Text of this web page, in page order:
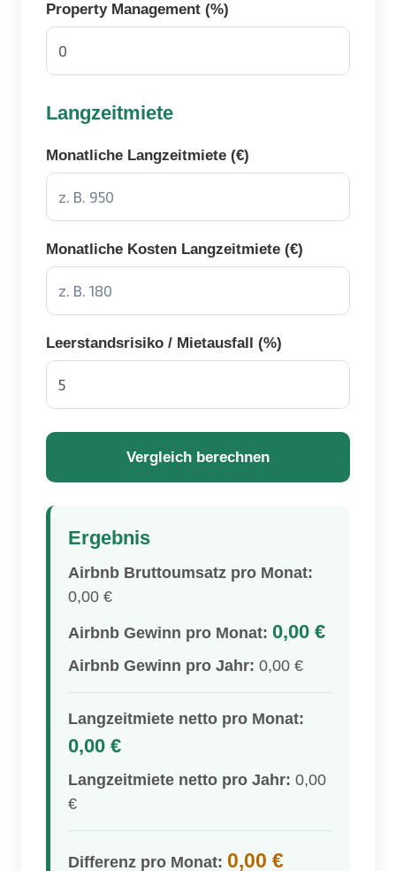
Property Management (%)
Langzeitmiete
Monatliche Langzeitmiete (€)
Monatliche Kosten Langzeitmiete (€)
Leerstandsrisiko / Mietausfall (%)
Vergleich berechnen
Ergebnis
Airbnb Bruttoumsatz pro Monat:
0,00 €
Airbnb Gewinn pro Monat: 0,00 €
Airbnb Gewinn pro Jahr: 0,00 €
Langzeitmiete netto pro Monat:
0,00 €
Langzeitmiete netto pro Jahr: 0,00
€
Differenz pro Monat: 0,00 €